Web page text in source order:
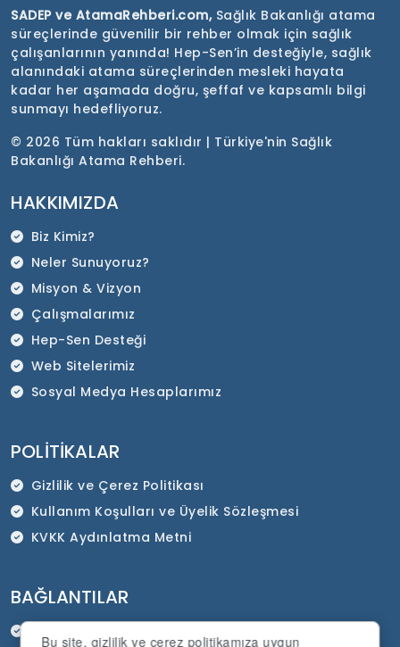
Bu site, gizlilik ve çerez politikamıza uygun
SADEP ve AtamaRehberi.com, Sağlık Bakanlığı atama
süreçlerinde güvenilir bir rehber olmak için sağlık
çalışanlarının yanında! Hep-Sen’in desteğiyle, sağlık
alanındaki atama süreçlerinden mesleki hayata
kadar her aşamada doğru, şeffaf ve kapsamlı bilgi
sunmayı hedefliyoruz.
© 2026 Tüm hakları saklıdır | Türkiye'nin Sağlık
Bakanlığı Atama Rehberi.
HAKKIMIZDA
Biz Kimiz?
Neler Sunuyoruz?
Misyon & Vizyon
Çalışmalarımız
Hep-Sen Desteği
Web Sitelerimiz
Sosyal Medya Hesaplarımız
POLITIKALAR
Gizlilik ve Çerez Politikası
Kullanım Koşulları ve Üyelik Sözleşmesi
KVKK Aydınlatma Metni
BAĞLANTILAR